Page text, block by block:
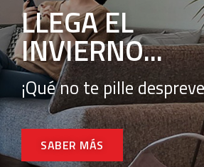
LLEGA EL
INVIERNO...
¡Qué no te pille
SABER MÁS